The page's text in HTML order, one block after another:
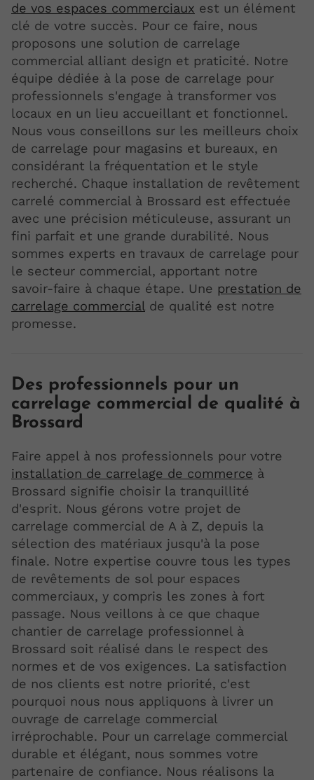
de vos espaces commerciaux est un élément
clé de votre succès. Pour ce faire, nous
proposons une solution de carrelage
commercial alliant design et praticité. Notre
équipe dédiée à la pose de carrelage pour
professionnels s'engage à transformer vos
locaux en un lieu accueillant et fonctionnel.
Nous vous conseillons sur les meilleurs choix
de carrelage pour magasins et bureaux, en
considérant la fréquentation et le style
recherché. Chaque installation de revêtement
carrelé commercial à Brossard est effectuée
avec une précision méticuleuse, assurant un
fini parfait et une grande durabilité. Nous
sommes experts en travaux de carrelage pour
le secteur commercial, apportant notre
savoir-faire à chaque étape. Une prestation de
carrelage commercial de qualité est notre
promesse.
Des professionnels pour un
carrelage commercial de qualité à
Brossard
Faire appel à nos professionnels pour votre
installation de carrelage de commerce à
Brossard signifie choisir la tranquillité
d'esprit. Nous gérons votre projet de
carrelage commercial de A à Z, depuis la
sélection des matériaux jusqu'à la pose
finale. Notre expertise couvre tous les types
de revêtements de sol pour espaces
commerciaux, y compris les zones à fort
passage. Nous veillons à ce que chaque
chantier de carrelage professionnel à
Brossard soit réalisé dans le respect des
normes et de vos exigences. La satisfaction
de nos clients est notre priorité, c'est
pourquoi nous nous appliquons à livrer un
ouvrage de carrelage commercial
irréprochable. Pour un carrelage commercial
durable et élégant, nous sommes votre
partenaire de confiance. Nous réalisons la